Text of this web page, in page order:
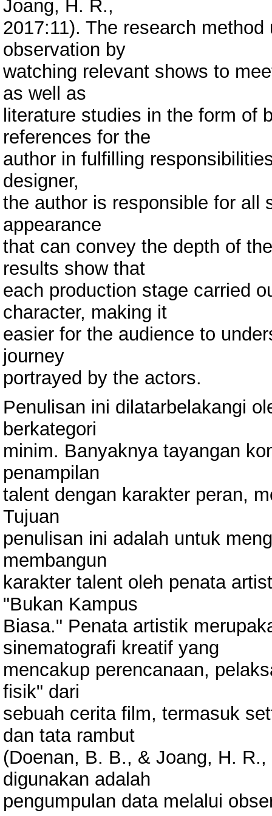
Joang, H. R.,
2017:11). The research
observation by
watching relevant shows to
as well as
literature studies in the form of
references for the
author in fulfilling
designer,
the author is responsible for all
appearance
that can convey the depth of
results show that
each production stage carried
character, making it
easier for the audience to
journey
portrayed by the actors.
Penulisan ini dilatarbelakangi
berkategori
minim. Banyaknya tayangan
penampilan
talent dengan karakter peran,
Tujuan
penulisan ini adalah untuk
membangun
karakter talent oleh penata
"Bukan Kampus
Biasa." Penata artistik
sinematografi kreatif yang
mencakup perencanaan,
fisik" dari
sebuah cerita film, termasuk
dan tata rambut
(Doenan, B. B., & Joang, H.
digunakan adalah
pengumpulan data melalui